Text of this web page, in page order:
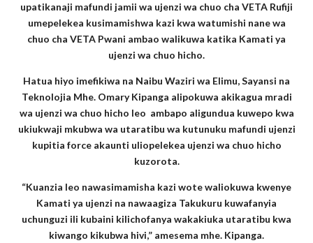
upatikanaji mafundi jamii wa ujenzi wa chuo cha VETA Rufiji
umepelekea kusimamishwa kazi kwa watumishi nane wa
chuo cha VETA Pwani ambao walikuwa katika Kamati ya
ujenzi wa chuo hicho.
Hatua hiyo imefikiwa na Naibu Waziri wa Elimu, Sayansi na
Teknolojia Mhe. Omary Kipanga alipokuwa akikagua mradi
wa ujenzi wa chuo hicho leo ambapo aligundua kuwepo kwa
ukiukwaji mkubwa wa utaratibu wa kutunuku mafundi ujenzi
kupitia force akaunti uliopelekea ujenzi wa chuo hicho
kuzorota.
“Kuanzia leo nawasimamisha kazi wote waliokuwa kwenye
Kamati ya ujenzi na nawaagiza Takukuru kuwafanyia
uchunguzi ili kubaini kilichofanya wakakiuka utaratibu kwa
kiwango kikubwa hivi,” amesema mhe. Kipanga.